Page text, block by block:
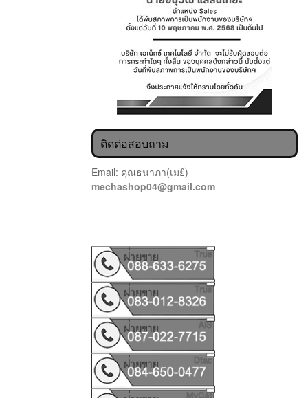
ติดต่อสอบถาม
Email: คุณธนาภา(เมย์)
mechashop04@gmail.com